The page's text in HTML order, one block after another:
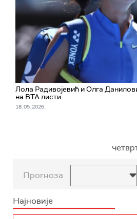
Лола Радивојевић и Олга
на ВТА листи
18. 05. 2026.
Прогноза
Најновије